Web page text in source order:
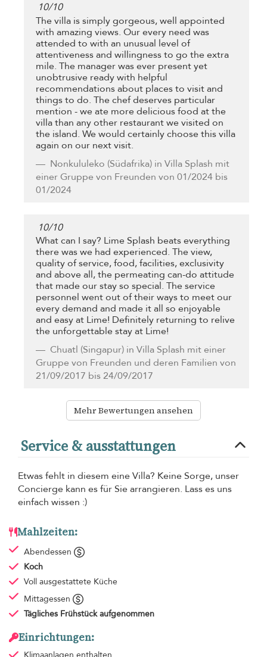
10/10
The villa is simply gorgeous, well appointed
with amazing views. Our every need was
attended to with an unusual level of
attentiveness and willingness to go the extra
mile. The manager was ever present yet
unobtrusive ready with helpful
recommendations about places to visit and
things to do. The chef deserves particular
mention - we ate more delicious food at the
villa than any other restaurant we visited on
the island. We would certainly choose this villa
again on our next visit.
Nonkululeko (Südafrika) in Villa Splash mit
einer Gruppe von Freunden von 01/2024 bis
01/2024
10/10
What can I say? Lime Splash beats everything
there was we had experienced. The view,
quality of service, food, facilities, exclusivity
and above all, the permeating can-do attitude
that made our stay so special. The service
personnel went out of their ways to meet our
every demand and made it all so enjoyable
and easy at Lime! Definitely returning to relive
the unforgettable stay at Lime!
Chuatl (Singapur) in Villa Splash mit einer
Gruppe von Freunden und deren Familien von
21/09/2017 bis 24/09/2017
Mehr Bewertungen ansehen
Service & ausstattungen
Etwas fehlt in diesem eine Villa? Keine Sorge, unser
Concierge kann es für Sie arrangieren. Lass es uns
einfach wissen :)
Mahlzeiten:
Abendessen
Koch
Voll ausgestattete Küche
Mittagessen
Tägliches Frühstück aufgenommen
Einrichtungen: